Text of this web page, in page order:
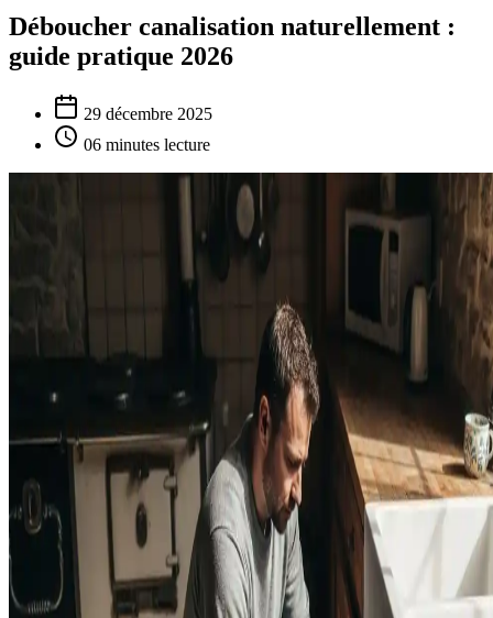
Déboucher canalisation naturellement :
guide pratique 2026
29 décembre 2025
06 minutes lecture